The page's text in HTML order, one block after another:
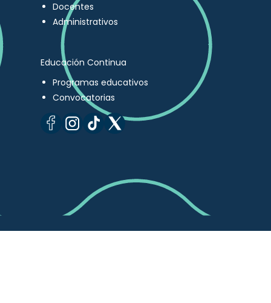
Docentes
Administrativos
Educación Continua
Programas educativos
Convocatorias